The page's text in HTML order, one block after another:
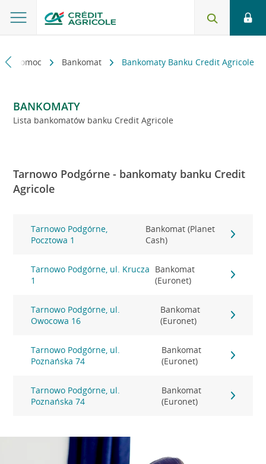
i pomoc Bankomat Bankomaty Banku Credit Agricole
BANKOMATY
Lista bankomatów banku Credit Agricole
Tarnowo Podgórne - bankomaty banku Credit
Agricole
Tarnowo Podgórne,
Pocztowa 1
Bankomat (Planet
Cash)
Tarnowo Podgórne, ul. Krucza
1
Bankomat
(Euronet)
Tarnowo Podgórne, ul.
Owocowa 16
Bankomat
(Euronet)
Tarnowo Podgórne, ul.
Poznańska 74
Bankomat
(Euronet)
Tarnowo Podgórne, ul.
Poznańska 74
Bankomat
(Euronet)